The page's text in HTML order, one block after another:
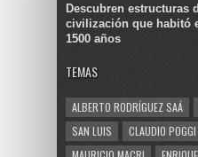
Descubren estructuras
civilización que habitó
1500 años
TEMAS
ALBERTO RODRÍGUEZ SAÁ
SAN LUIS
CLAUDIO POGGI